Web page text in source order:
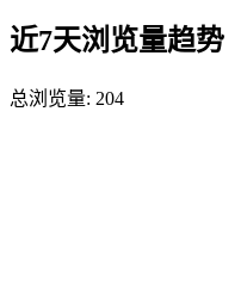
近7天浏览量趋势
总浏览量: 204